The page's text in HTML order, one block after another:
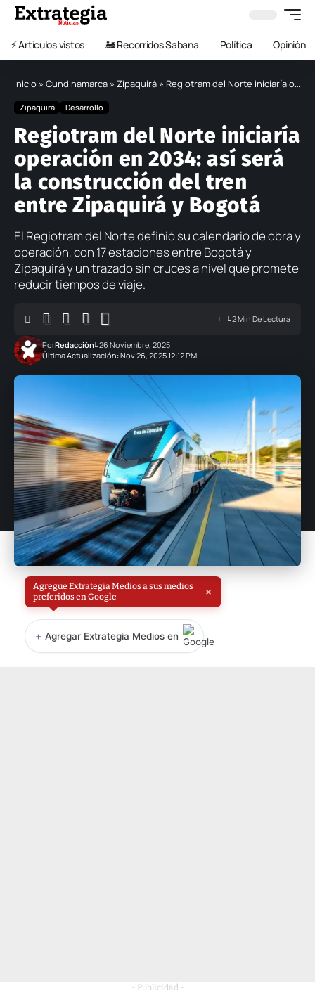
⚡️ Artículos vistos 🚂 Recorridos Sabana Política Opinión
Inicio » Cundinamarca » Zipaquirá » Regiotram del Norte iniciaría operación en 2034: así será la construcción del tren entre Zipaquirá y Bogotá
Zipaquirá Desarrollo
Regiotram del Norte iniciaría
operación en 2034: así será
la construcción del tren
entre Zipaquirá y Bogotá
El Regiotram del Norte definió su calendario de obra y
operación, con 17 estaciones entre Bogotá y
Zipaquirá y un trazado sin cruces a nivel que promete
reducir tiempos de viaje.
Última Actualización: Nov 26, 2025 12:12 PM
PorRedacción 26 Noviembre, 2025
2 Min De Lectura
Agregue Extrategia Medios a sus medios
preferidos en Google
×
+ Agregar Extrategia Medios en
- Publicidad -